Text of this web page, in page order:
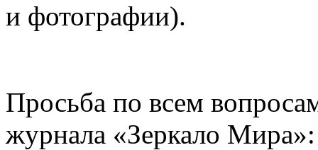
и фотографии).
Просьба по всем
журнала «Зеркало Мира»: